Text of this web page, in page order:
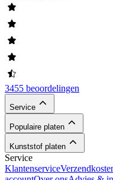
3455 beoordelingen
Service
Populaire platen
Kunststof platen
Service
Klantenservice